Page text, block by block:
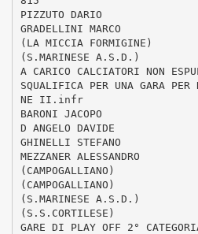
PIZZUTO DARIO
GRADELLINI MARCO
(LA MICCIA FORMIGINE)
(S.MARINESE A.S.D.)
A CARICO CALCIATORI NON
SQUALIFICA PER UNA GARA
NE II.infr
BARONI JACOPO
D ANGELO DAVIDE
GHINELLI STEFANO
MEZZANER ALESSANDRO
(CAMPOGALLIANO)
(CAMPOGALLIANO)
(S.MARINESE A.S.D.)
(S.S.CORTILESE)
GARE DI PLAY OFF 2°